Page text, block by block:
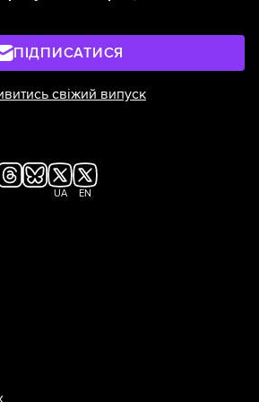
ПІДПИСАТИСЯ
свіжий випуск
UA EN